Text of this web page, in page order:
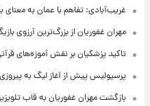
غریب‌آبادی: تفاهم با عمان به معنای
مهران غفوریان از بزرگ‌ترین آرزوی
تاکید پزشکیان بر نقش آموزه‌های
پرسپولیس پیش از آغاز لیگ به
بازگشت مهران غفوریان به قاب